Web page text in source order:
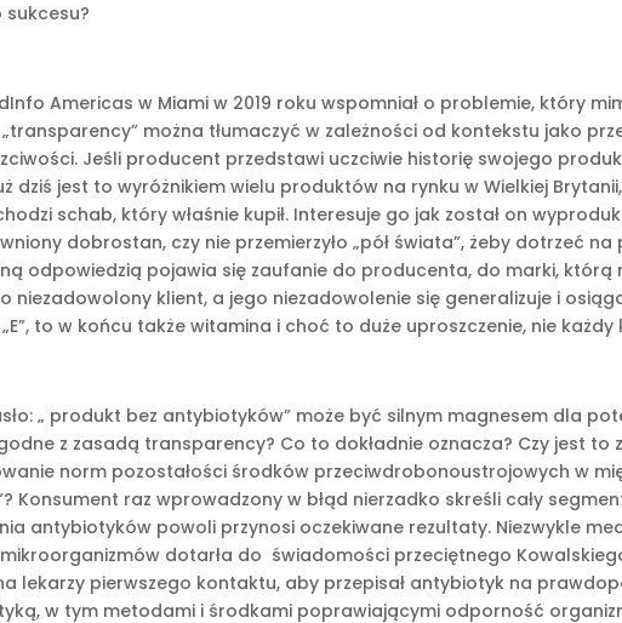
sukcesu?
Americas w Miami w 2019 roku wspomniał o problemie, który
można tłumaczyć w zależności od kontekstu jako
Jeśli producent przedstawi uczciwie historię swojego
jest to wyróżnikiem wielu produktów na rynku w Wielkiej Brytanii,
schab, który właśnie kupił. Interesuje go jak został on
dobrostan, czy nie przemierzyło „pół świata”, żeby dotrzeć
odpowiedzią pojawia się zaufanie do producenta, do marki, którą
niezadowolony klient, a jego niezadowolenie się generalizuje i
to w końcu także witamina i choć to duże uproszczenie, nie każdy
„ produkt bez antybiotyków” może być silnym magnesem dla
z zasadą transparency? Co to dokładnie oznacza? Czy jest to
norm pozostałości środków przeciwdrobonoustrojowych w
Konsument raz wprowadzony w błąd nierzadko skreśli cały
antybiotyków powoli przynosi oczekiwane rezultaty. Niezwykle
dotarła do świadomości przeciętnego
lekarzy pierwszego kontaktu, aby przepisał antybiotyk na
w tym metodami i środkami poprawiającymi odporność